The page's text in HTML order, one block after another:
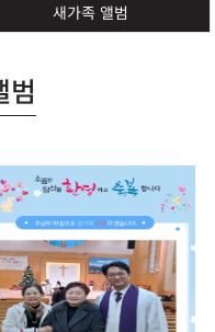
새가족 앨범
범